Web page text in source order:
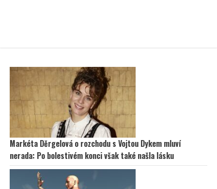
Markéta Děrgelová o rozchodu s Vojtou Dykem mluví
nerada: Po bolestivém konci však také našla lásku